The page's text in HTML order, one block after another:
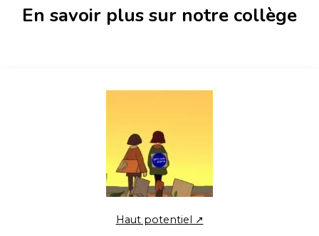
En savoir plus sur notre collège
Haut potentiel ↗